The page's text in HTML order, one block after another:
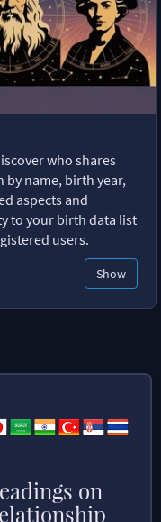
who shares
by name, birth year,
aspects and
to your birth data list
users.
Show
on